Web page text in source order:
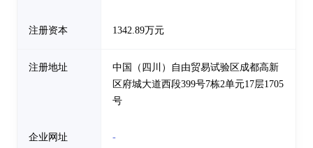
注册资本 1342.89万元
注册地址
中国（四川）自由贸易试验区成都高新
区府城大道西段399号7栋2单元17层1705
号
企业网址 -